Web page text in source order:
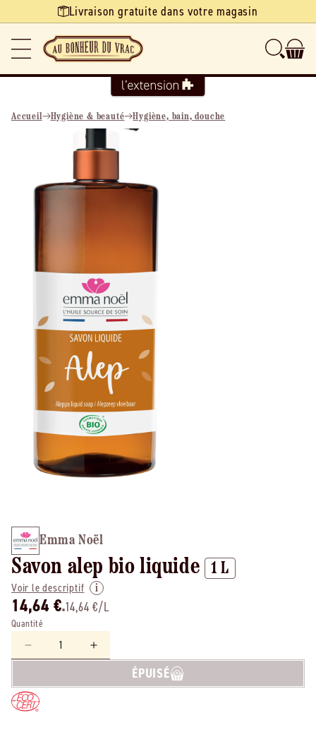
Ignorer et
passer au Livraison gratuite dans votre magasin
Accueil Hygiène & beauté Hygiène, bain, douche
Emma Noël
Savon alep bio liquide 1 L
Voir le descriptif
14,64 €14,64 €/L
Quantité
Réduire
de
Emma
Augmenter
quantitéÉPUISÉ